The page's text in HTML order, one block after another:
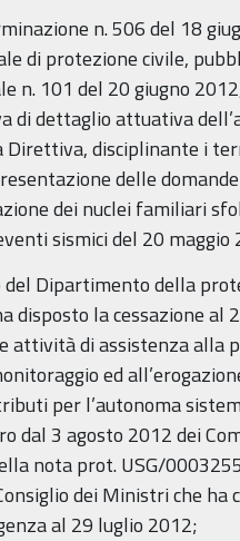
n. 506 del 18
di protezione civile,
n. 101 del 20 giugno
di dettaglio attuativa
Direttiva, disciplinante i
delle
dei nuclei familiari
sismici del 20
del Dipartimento della
disposto la cessazione al
attività di assistenza alla
ed
per l’autonoma
dal 3 agosto 2012 dei
nota prot. USG/
dei Ministri che ha
al 29 luglio 2012;